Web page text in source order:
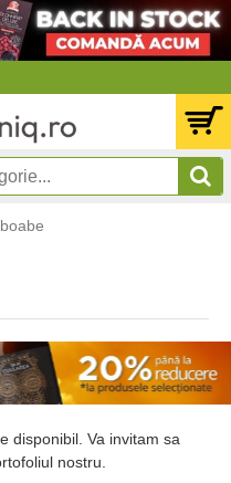
disponibil. Va invitam sa
nostru.